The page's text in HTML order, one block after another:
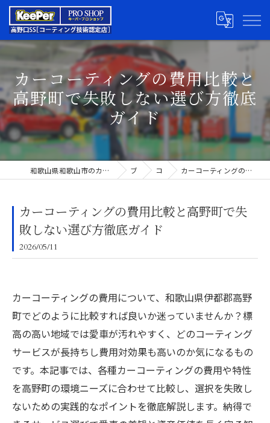
カーコーティングの費用比較と
高野町で失敗しない選び方徹底
ガイド
和歌山県和歌山市のカーコーティングならキーパープロショップ高野口SS ブログ コラム カーコーティングの費用比較と高野町で失敗しない選び方徹底ガイド
カーコーティングの費用比較と高野町で失
敗しない選び方徹底ガイド
2026/05/11
カーコーティングの費用について、和歌山県伊都郡高野
町でどのように比較すれば良いか迷っていませんか？標
高の高い地域では愛車が汚れやすく、どのコーティング
サービスが長持ちし費用対効果も高いのか気になるもの
です。本記事では、各種カーコーティングの費用や特性
を高野町の環境ニーズに合わせて比較し、選択を失敗し
ないための実践的なポイントを徹底解説します。納得で